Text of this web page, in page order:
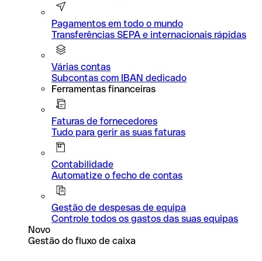
Pagamentos em todo o mundo
Transferências SEPA e internacionais rápidas
Várias contas
Subcontas com IBAN dedicado
Ferramentas financeiras
Faturas de fornecedores
Tudo para gerir as suas faturas
Contabilidade
Automatize o fecho de contas
Gestão de despesas de equipa
Controle todos os gastos das suas equipas
Novo
Gestão do fluxo de caixa